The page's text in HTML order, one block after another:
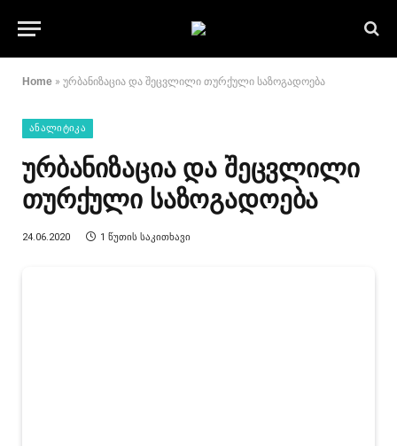
Home » ურბანიზაცია და შეცვლილი თურქული საზოგადოება
ᲐᲜᲐᲚᲘᲢᲘᲙᲐ
ურბანიზაცია და შეცვლილი
თურქული საზოგადოება
24.06.2020 1 ᲬᲣᲗᲘᲡ ᲡᲐᲙᲘᲗᲮᲐᲕᲘ